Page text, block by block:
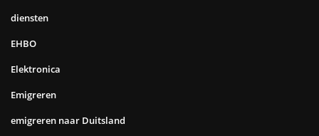
diensten
EHBO
Elektronica
Emigreren
emigreren naar Duitsland